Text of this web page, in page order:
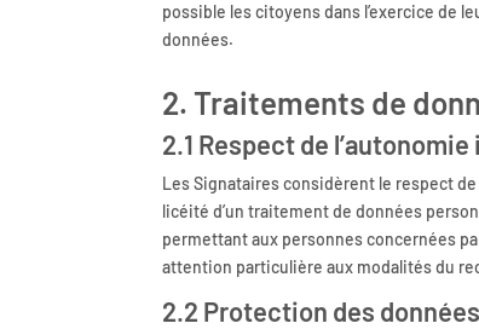
possible les citoyens dans l’exercice de
données.
2. Traitements de
2.1 Respect de
Les Signataires considèrent le respect
licéité d’un traitement de données
permettant aux personnes concernées
attention particulière aux modalités du
2.2 Protection des